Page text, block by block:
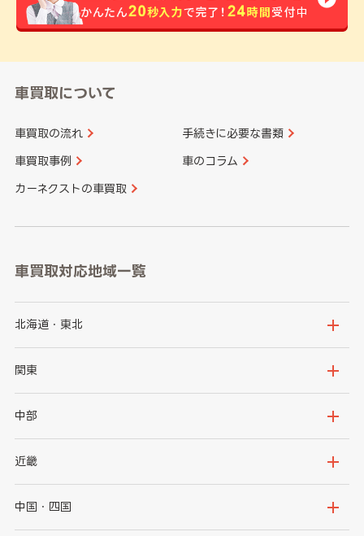
車買取について
車買取の流れ 手続きに必要な書類
車買取事例 車のコラム
カーネクストの車買取
車買取対応地域一覧
北海道・東北
北海道
岩手県
秋田県
関東
茨城県
群馬県
千葉県
中部
新潟県
石川県
近畿
大阪府
中国・四国